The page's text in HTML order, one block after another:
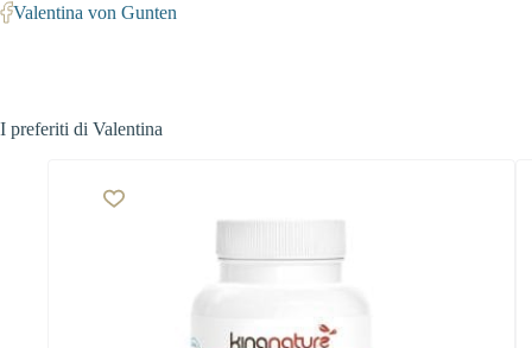
Valentina von Gunten
I preferiti di Valentina